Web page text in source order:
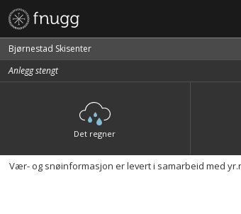
Fnugg
Bjørnestad Skisenter
Anlegg stengt
Det regner
Vær- og snøinformasjon er levert i samarbeid med